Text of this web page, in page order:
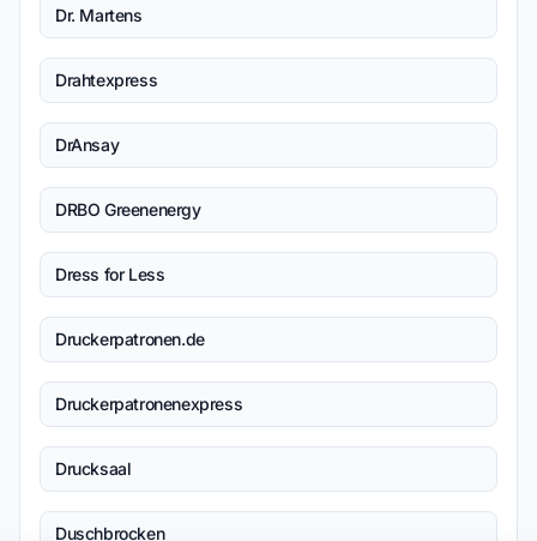
Dr. Martens
Drahtexpress
DrAnsay
DRBO Greenenergy
Dress for Less
Druckerpatronen.de
Druckerpatronenexpress
Drucksaal
Duschbrocken